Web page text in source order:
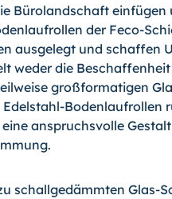
Bürolandschaft einfügen
der Feco-
ausgelegt und schaffen
weder die
großformatigen
Boden­laufrollen
anspruchsvolle
schallgedämmten Glas-